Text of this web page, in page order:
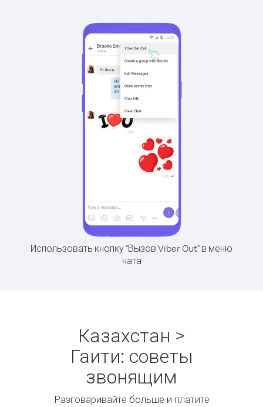
Использовать кнопку "Вызов Viber Out" в меню
чата
Казахстан >
Гаити: советы
звонящим
Разговаривайте больше и платите